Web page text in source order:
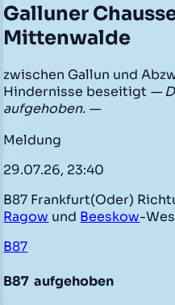
Galluner
Mittenwalde
zwischen Gallun und
Hindernisse beseitigt —
aufgehoben. —
Meldung
29.07.26, 23:40
B87 Frankfurt(Oder)
Ragow und Beeskow-
B87
B87 aufgehoben